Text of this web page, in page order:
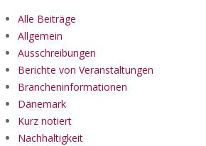
Alle Beiträge
Allgemein
Ausschreibungen
Berichte von Veranstaltungen
Brancheninformationen
Dänemark
Kurz notiert
Nachhaltigkeit